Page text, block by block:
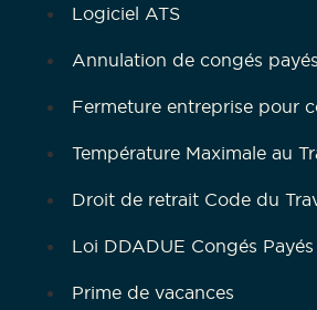
Logiciel ATS
Annulation de congés payés
Fermeture entreprise pour
Température Maximale au
Droit de retrait Code du
Loi DDADUE Congés Payés
Prime de vacances